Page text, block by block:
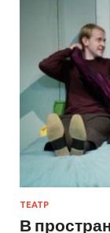
ТЕАТР
В